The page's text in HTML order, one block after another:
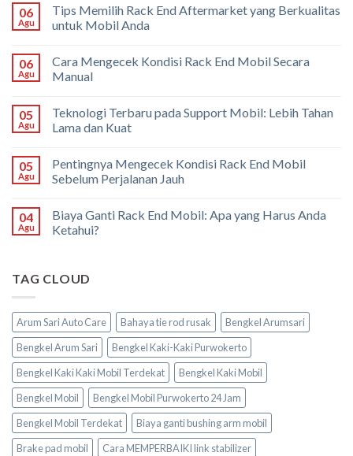
06
Agu
Tips Memilih Rack End Aftermarket yang Berkualitas
untuk Mobil Anda
06
Agu
Cara Mengecek Kondisi Rack End Mobil Secara
Manual
05
Agu
Teknologi Terbaru pada Support Mobil: Lebih Tahan
Lama dan Kuat
05
Agu
Pentingnya Mengecek Kondisi Rack End Mobil
Sebelum Perjalanan Jauh
04
Agu
Biaya Ganti Rack End Mobil: Apa yang Harus Anda
Ketahui?
TAG CLOUD
Arum Sari Auto Care Bahaya tie rod rusak
Bengkel Arumsari
Bengkel Arum Sari
Bengkel Kaki-Kaki Purwokerto
Bengkel Kaki Kaki Mobil Terdekat
Bengkel Kaki Mobil
Bengkel Mobil
Bengkel Mobil Purwokerto 24 Jam
Bengkel Mobil Terdekat
Biaya ganti bushing arm mobil
Brake pad mobil
Cara MEMPERBAIKI link stabilizer